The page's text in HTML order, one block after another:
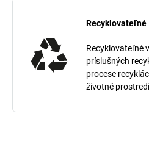
Recyklovateľné
Recyklovateľné
príslušných
procese
životné